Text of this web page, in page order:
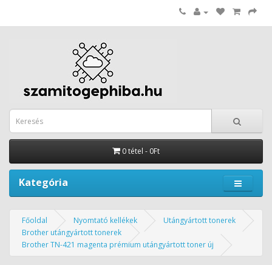
0 tétel - 0Ft
Kategória
Főoldal Nyomtató kellékek
Utángyártott tonerek
Brother utángyártott tonerek
Brother TN-421 magenta prémium utángyártott toner új